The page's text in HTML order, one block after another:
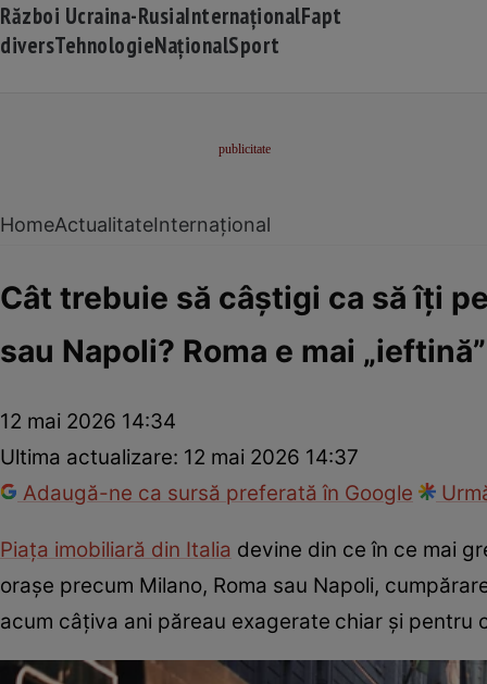
Război Ucraina-RusiaInternaționalFapt
diversTehnologieNaționalSport
HomeActualitateInternațional
Cât trebuie să câștigi ca să îți
sau Napoli? Roma e mai „ieftină”
12 mai 2026 14:34
Ultima actualizare: 12 mai 2026 14:37
Adaugă-ne ca sursă preferată în Google
Piața imobiliară din Italia devine din ce în ce mai
orașe precum Milano, Roma sau Napoli,
acum câțiva ani păreau exagerate chiar și pentru